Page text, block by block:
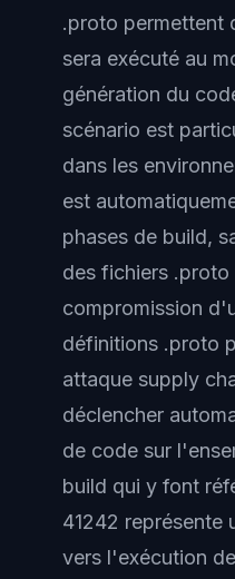
.proto permettent
sera exécuté au
génération du
scénario est
dans les
est
phases de build,
des fichiers .proto
compromission
définitions .proto
attaque supply
déclencher
de code sur
build qui y font
41242 représente
vers l'exécution